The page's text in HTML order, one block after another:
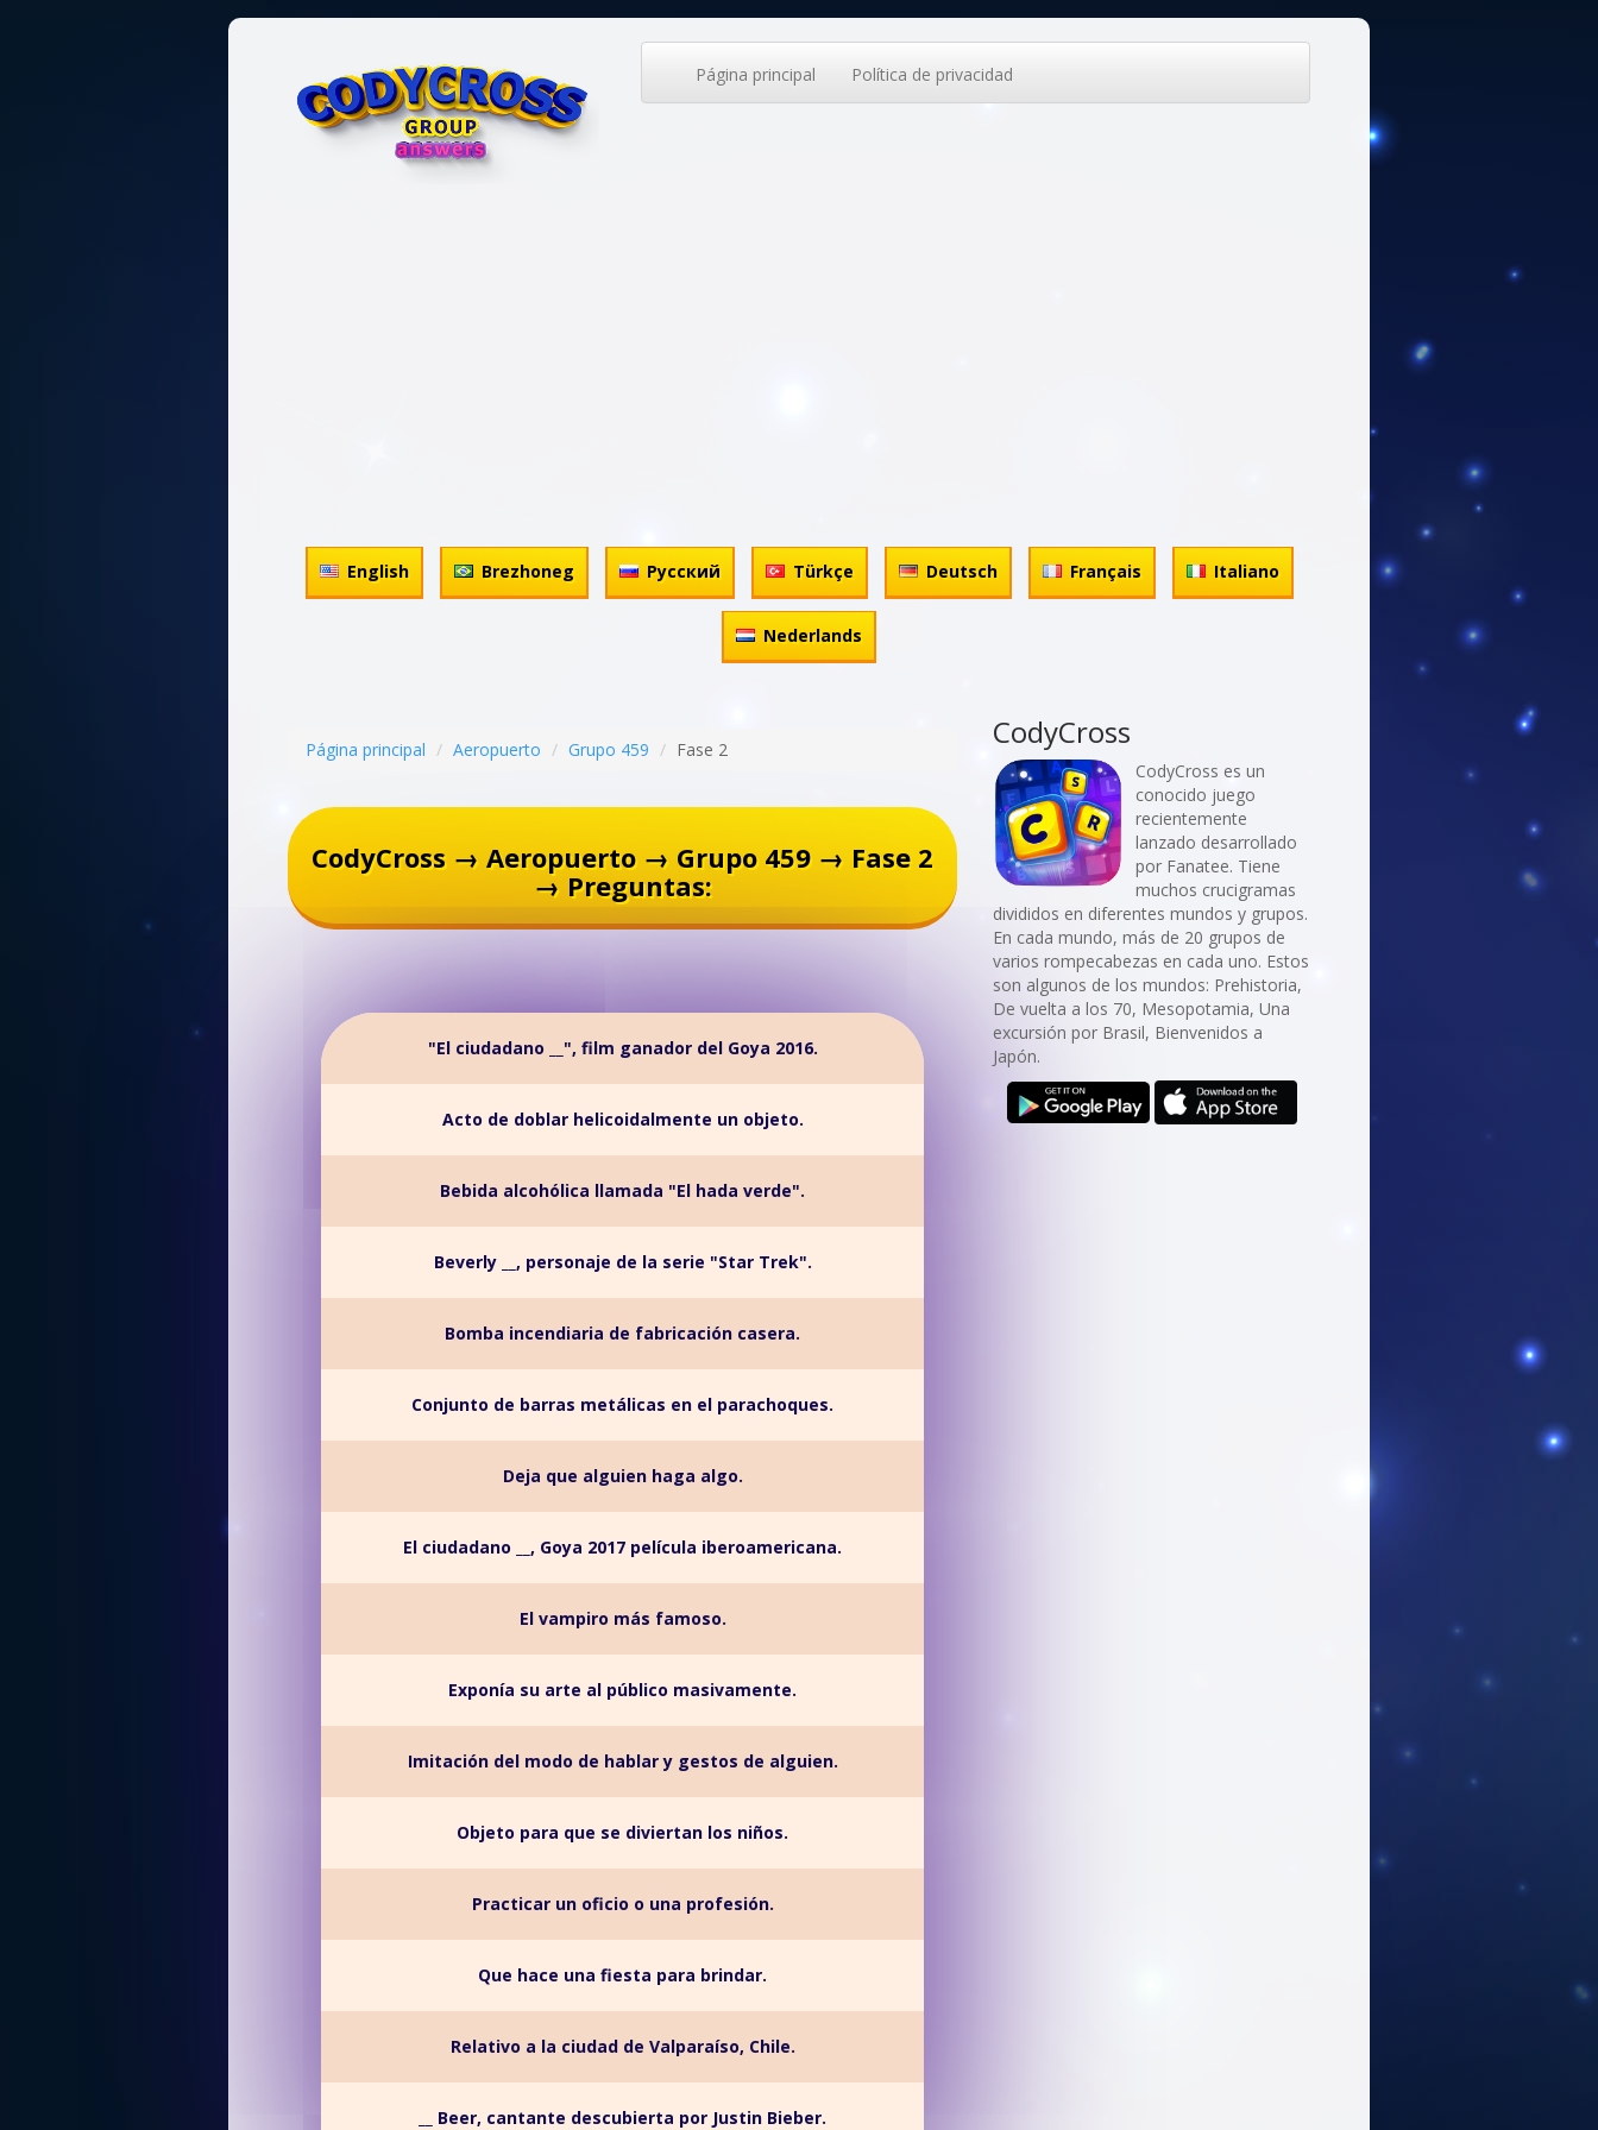
Página principal Política de privacidad
English Brezhoneg Русский Türkçe Deutsch Français Italiano
Nederlands
Página principal Aeropuerto Grupo 459 Fase 2
CodyCross → Aeropuerto → Grupo 459 → Fase 2
→ Preguntas:
"El ciudadano __", film ganador del Goya 2016.
Acto de doblar helicoidalmente un objeto.
Bebida alcohólica llamada "El hada verde".
Beverly __, personaje de la serie "Star Trek".
Bomba incendiaria de fabricación casera.
Conjunto de barras metálicas en el parachoques.
Deja que alguien haga algo.
El ciudadano __, Goya 2017 película iberoamericana.
El vampiro más famoso.
Exponía su arte al público masivamente.
Imitación del modo de hablar y gestos de alguien.
Objeto para que se diviertan los niños.
Practicar un oficio o una profesión.
Que hace una fiesta para brindar.
Relativo a la ciudad de Valparaíso, Chile.
__ Beer, cantante descubierta por Justin Bieber.
CodyCross
CodyCross es un
conocido juego
recientemente
lanzado desarrollado
por Fanatee. Tiene
muchos crucigramas
divididos en diferentes mundos y grupos.
En cada mundo, más de 20 grupos de
varios rompecabezas en cada uno. Estos
son algunos de los mundos: Prehistoria,
De vuelta a los 70, Mesopotamia, Una
excursión por Brasil, Bienvenidos a
Japón.